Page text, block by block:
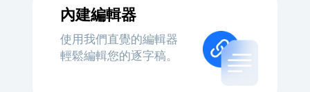
內建編輯器
使用我們直覺的編輯器
輕鬆編輯您的逐字稿。